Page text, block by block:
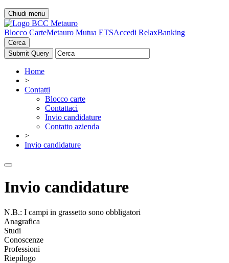
Chiudi menu
Blocco CarteMetauro Mutua ETSAccedi RelaxBanking
Cerca
Home
>
Contatti
Blocco carte
Contattaci
Invio candidature
Contatto azienda
>
Invio candidature
Invio candidature
N.B.: I campi in grassetto sono obbligatori
Anagrafica
Studi
Conoscenze
Professioni
Riepilogo